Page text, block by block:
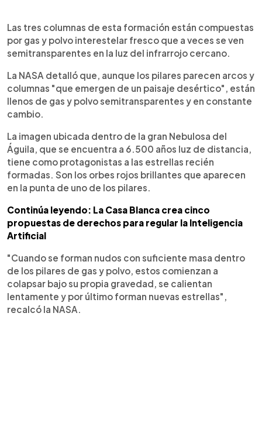
Las tres columnas de esta formación están compuestas
por gas y polvo interestelar fresco que a veces se ven
semitransparentes en la luz del infrarrojo cercano.
La NASA detalló que, aunque los pilares parecen arcos y
columnas "que emergen de un paisaje desértico", están
llenos de gas y polvo semitransparentes y en constante
cambio.
La imagen ubicada dentro de la gran Nebulosa del
Águila, que se encuentra a 6.500 años luz de distancia,
tiene como protagonistas a las estrellas recién
formadas. Son los orbes rojos brillantes que aparecen
en la punta de uno de los pilares.
Continúa leyendo: La Casa Blanca crea cinco
propuestas de derechos para regular la Inteligencia
Artificial
"Cuando se forman nudos con suficiente masa dentro
de los pilares de gas y polvo, estos comienzan a
colapsar bajo su propia gravedad, se calientan
lentamente y por último forman nuevas estrellas",
recalcó la NASA.